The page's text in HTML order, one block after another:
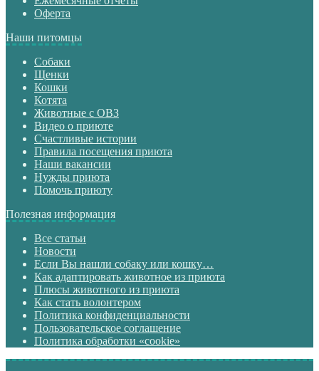
Оферта
Наши питомцы
Собаки
Щенки
Кошки
Котята
Животные с ОВЗ
Видео о приюте
Счастливые истории
Правила посещения приюта
Наши вакансии
Нужды приюта
Помочь приюту
Полезная информация
Все статьи
Новости
Если Вы нашли собаку или кошку…
Как адаптировать животное из приюта
Плюсы животного из приюта
Как стать волонтером
Политика конфиденциальности
Пользовательское соглашение
Политика обработки «cookie»